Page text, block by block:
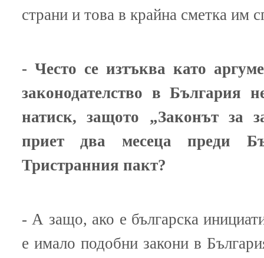
страни и това в крайна сметка им
- Често се изтъква като
законодателство в България
натиск, защото „Законът за
приет два месеца преди
Тристранния пакт?
- А защо, ако е българска
е имало подобни закони в